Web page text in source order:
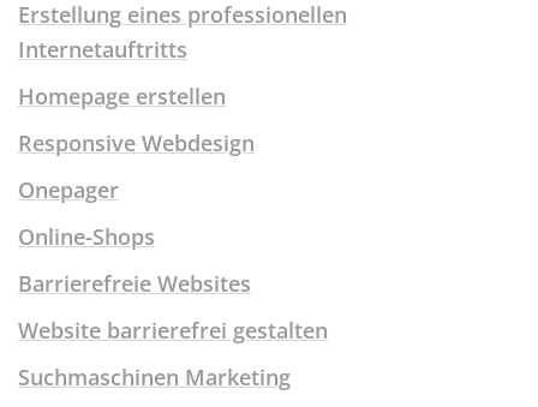
Erstellung eines professionellen
Internetauftritts
Homepage erstellen
Responsive Webdesign
Onepager
Online-Shops
Barrierefreie Websites
Website barrierefrei gestalten
Suchmaschinen Marketing